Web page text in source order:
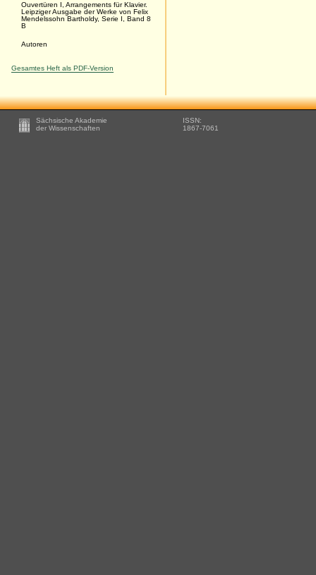
Ouvertüren I, Arrangements für Klavier.
Leipziger Ausgabe der Werke von Felix
Mendelssohn Bartholdy, Serie I, Band 8
B
Autoren
Gesamtes Heft als PDF-Version
Footer
Sächsische Akademie
der Wissenschaften
ISSN:
1867-7061